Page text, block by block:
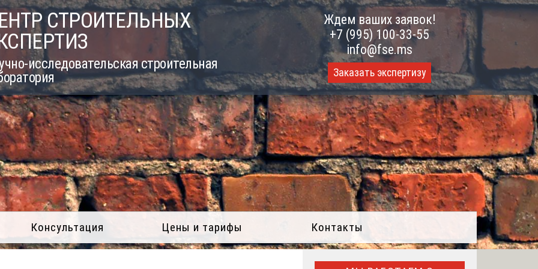
СТРОИТЕЛЬНЫХ
исследовательская строительная
Ждем ваших заявок!
+7 (995) 100-33-55
info@fse.ms
Заказать экспертизу
Консультация Цены и тарифы Контакты